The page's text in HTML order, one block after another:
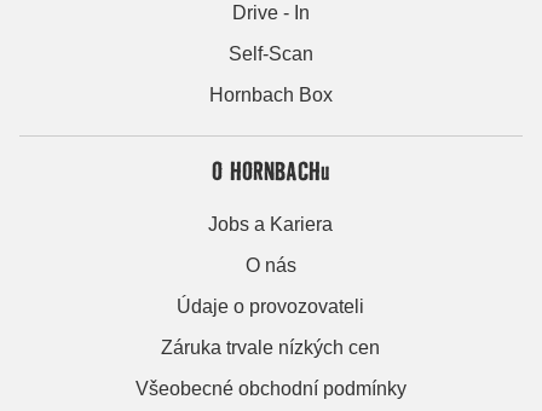
Drive - In
Self-Scan
Hornbach Box
O HORNBACHu
Jobs a Kariera
O nás
Údaje o provozovateli
Záruka trvale nízkých cen
Všeobecné obchodní podmínky